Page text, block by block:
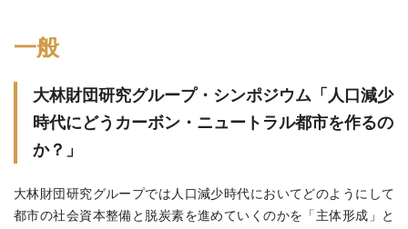
一般
大林財団研究グループ・シンポジウム「人口減少
時代にどうカーボン・ニュートラル都市を作るの
か？」
大林財団研究グループでは人口減少時代においてどのようにして
都市の社会資本整備と脱炭素を進めていくのかを「主体形成」と